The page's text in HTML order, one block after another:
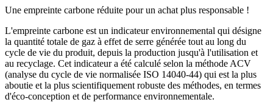
Une empreinte carbone réduite pour un achat plus responsable !
L'empreinte carbone est un indicateur environnemental qui désigne
la quantité totale de gaz à effet de serre générée tout au long du
cycle de vie du produit, depuis la production jusqu'à l'utilisation et
au recyclage. Cet indicateur a été calculé selon la méthode ACV
(analyse du cycle de vie normalisée ISO 14040-44) qui est la plus
aboutie et la plus scientifiquement robuste des méthodes, en termes
d'éco-conception et de performance environnementale.